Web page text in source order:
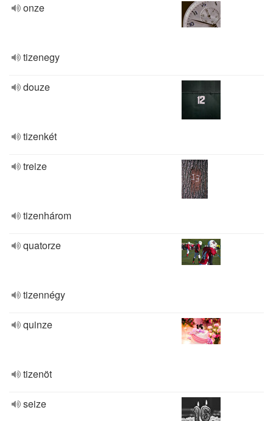
onze
tizenegy
douze
tizenkét
treize
tizenhárom
quatorze
tizennégy
quinze
tizenöt
seize